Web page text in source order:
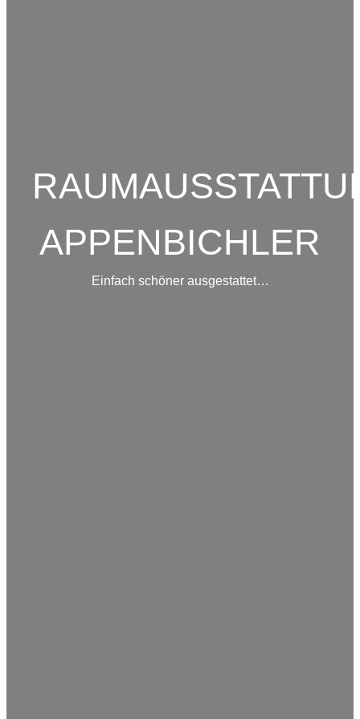
APPENBICHLER
Einfach schöner ausgestattet…